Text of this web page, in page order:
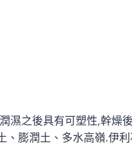
濕之後具有可塑性,幹燥
膨潤土、多水高嶺.伊利